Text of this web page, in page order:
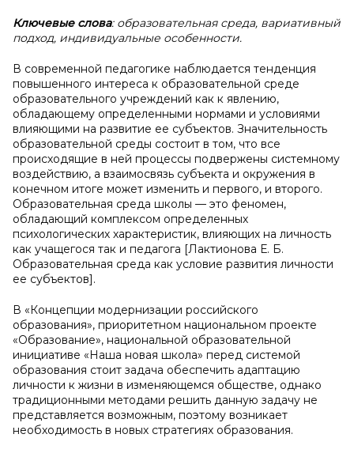
Ключевые слова: образовательная среда, вариативный
подход, индивидуальные особенности.
В современной педагогике наблюдается тенденция
повышенного интереса к образовательной среде
образовательного учреждений как к явлению,
обладающему определенными нормами и условиями
влияющими на развитие ее субъектов. Значительность
образовательной среды состоит в том, что все
происходящие в ней процессы подвержены системному
воздействию, а взаимосвязь субъекта и окружения в
конечном итоге может изменить и первого, и второго.
Образовательная среда школы — это феномен,
обладающий комплексом определенных
психологических характеристик, влияющих на личность
как учащегося так и педагога [Лактионова Е. Б.
Образовательная среда как условие развития личности
ее субъектов].
В «Концепции модернизации российского
образования», приоритетном национальном проекте
«Образование», национальной образовательной
инициативе «Наша новая школа» перед системой
образования стоит задача обеспечить адаптацию
личности к жизни в изменяющемся обществе, однако
традиционными методами решить данную задачу не
представляется возможным, поэтому возникает
необходимость в новых стратегиях образования.